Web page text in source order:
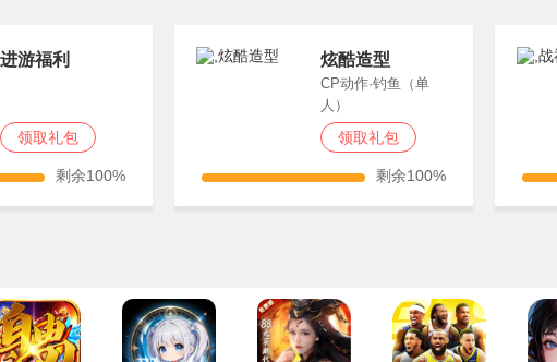
进游福利
领取礼包
剩余100%
炫酷造型
CP动作·钓鱼（单
人）
领取礼包
剩余100%